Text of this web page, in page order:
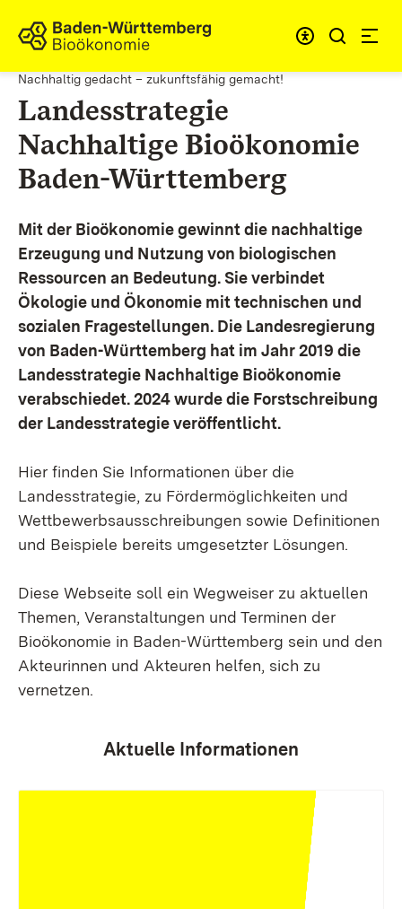
Zum Inhalt springen
Link zur Startseite
Nachhaltig gedacht – zukunftsfähig gemacht!
Landesstrategie
Nachhaltige Bioökonomie
Baden-Württemberg
Mit der Bioökonomie gewinnt die nachhaltige
Erzeugung und Nutzung von biologischen
Ressourcen an Bedeutung. Sie verbindet
Ökologie und Ökonomie mit technischen und
sozialen Fragestellungen. Die Landesregierung
von Baden-Württemberg hat im Jahr 2019 die
Landesstrategie Nachhaltige Bioökonomie
verabschiedet. 2024 wurde die Forstschreibung
der Landesstrategie veröffentlicht.
Hier finden Sie Informationen über die
Landesstrategie, zu Fördermöglichkeiten und
Wettbewerbsausschreibungen sowie Definitionen
und Beispiele bereits umgesetzter Lösungen.
Diese Webseite soll ein Wegweiser zu aktuellen
Themen, Veranstaltungen und Terminen der
Bioökonomie in Baden-Württemberg sein und den
Akteurinnen und Akteuren helfen, sich zu
vernetzen.
Aktuelle Informationen